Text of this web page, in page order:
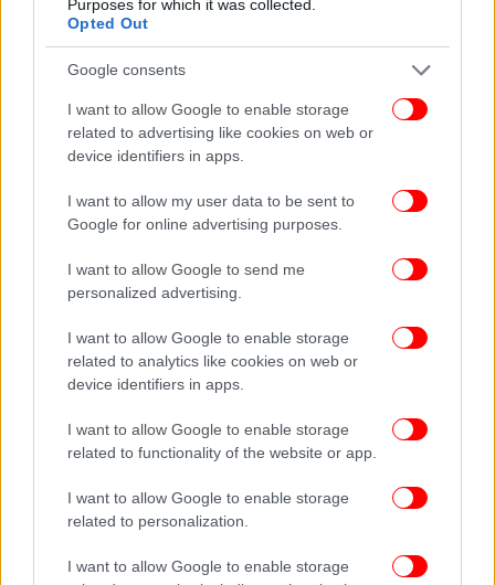
Purposes for which it was collected.
Opted Out
Google consents
I want to allow Google to enable storage
related to advertising like cookies on web or
device identifiers in apps.
I want to allow my user data to be sent to
Google for online advertising purposes.
I want to allow Google to send me
personalized advertising.
I want to allow Google to enable storage
related to analytics like cookies on web or
device identifiers in apps.
I want to allow Google to enable storage
related to functionality of the website or app.
I want to allow Google to enable storage
related to personalization.
I want to allow Google to enable storage
Δείτε όλες τις τελευταίες
στο
ΔΙΑΒΑΣΤΕ ΠΕΡΙΣΣΟΤΕΡΑ ΑΠΌΠΕΙΡΑ ΑΥΤΟΚΤΟΝΊΑΣ
ΡΈΘΥΜΝΟ